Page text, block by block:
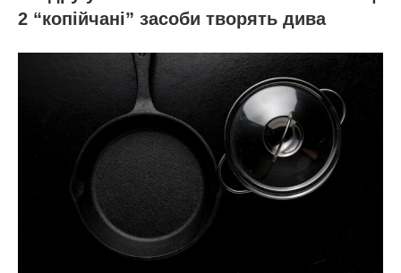
2 “копійчані” засоби творять дива